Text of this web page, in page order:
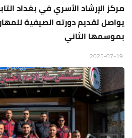
مركز الإرشاد الأسري في بغداد
يواصل تقديم دورته الصيفية
بموسمها الثاني